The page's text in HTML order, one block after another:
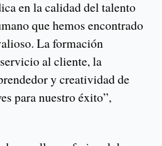
en la calidad del talento
que hemos encontrado
La formación
al cliente, la
y creatividad de
para nuestro éxito”,